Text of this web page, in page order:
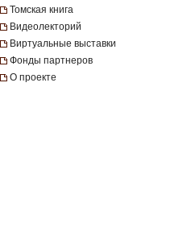
Томская книга
Видеолекторий
Виртуальные выставки
Фонды партнеров
О проекте